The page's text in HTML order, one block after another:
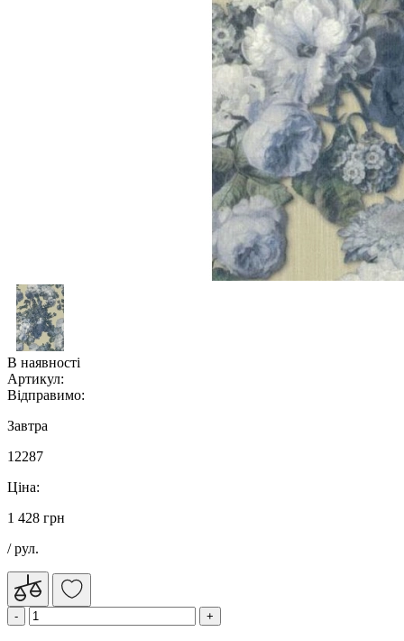
В наявності
Артикул:
Відправимо:
Завтра
12287
Ціна:
1 428 грн
/ рул.